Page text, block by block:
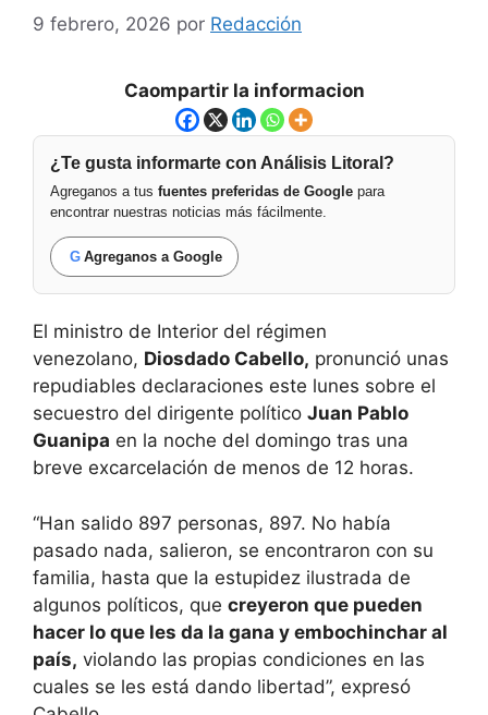
9 febrero, 2026 por Redacción
Caompartir la informacion
¿Te gusta informarte con Análisis Litoral?
Agreganos a tus fuentes preferidas de Google para
encontrar nuestras noticias más fácilmente.
G Agreganos a Google
El ministro de Interior del régimen
venezolano, Diosdado Cabello, pronunció unas
repudiables declaraciones este lunes sobre el
secuestro del dirigente político Juan Pablo
Guanipa en la noche del domingo tras una
breve excarcelación de menos de 12 horas.
“Han salido 897 personas, 897. No había
pasado nada, salieron, se encontraron con su
familia, hasta que la estupidez ilustrada de
algunos políticos, que creyeron que pueden
hacer lo que les da la gana y embochinchar al
país, violando las propias condiciones en las
cuales se les está dando libertad”, expresó